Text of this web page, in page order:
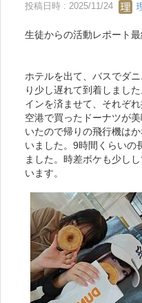
投稿日時 : 2025/11/24
生徒からの活動レポート最
ホテルを出て、バスでダ
り少し遅れて到着しまし
インを済ませて、それぞ
空港で買ったドーナツが
いたので帰りの飛行機は
いました。9時間くらいの
ました。時差ボケも少し
います。